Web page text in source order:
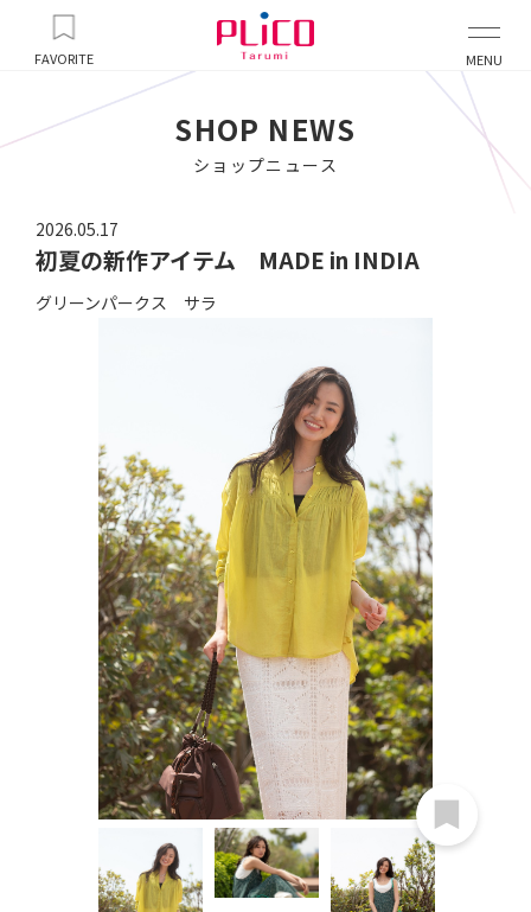
FAVORITE MENU
SHOP NEWS
ショップニュース
2026.05.17
初夏の新作アイテム MADE in INDIA
グリーンパークス サラ